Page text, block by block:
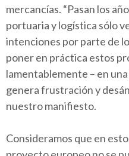
mercancías. “Pasan los
portuaria y logística sólo
intenciones por parte de
poner en práctica estos
lamentablemente – en
genera frustración y
nuestro manifiesto.
Consideramos que en